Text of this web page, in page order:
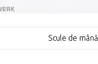
Scule de mână